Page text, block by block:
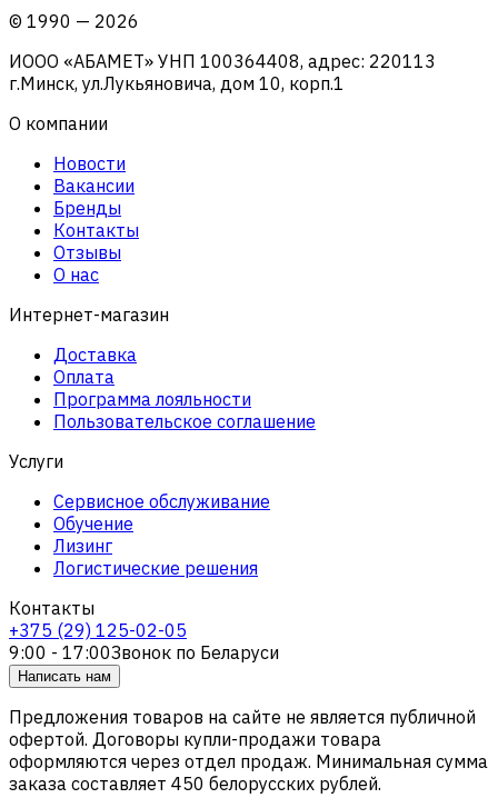
© 1990 — 2026
ИООО «АБАМЕТ» УНП 100364408, адрес: 220113
г.Минск, ул.Лукьяновича, дом 10, корп.1
О компании
Новости
Вакансии
Бренды
Контакты
Отзывы
О нас
Интернет-магазин
Доставка
Оплата
Программа лояльности
Пользовательское соглашение
Услуги
Сервисное обслуживание
Обучение
Лизинг
Логистические решения
Контакты
+375 (29) 125-02-05
9:00 - 17:00Звонок по Беларуси
Написать нам
Предложения товаров на сайте не является публичной
офертой. Договоры купли-продажи товара
оформляются через отдел продаж. Минимальная сумма
заказа составляет 450 белорусских рублей.